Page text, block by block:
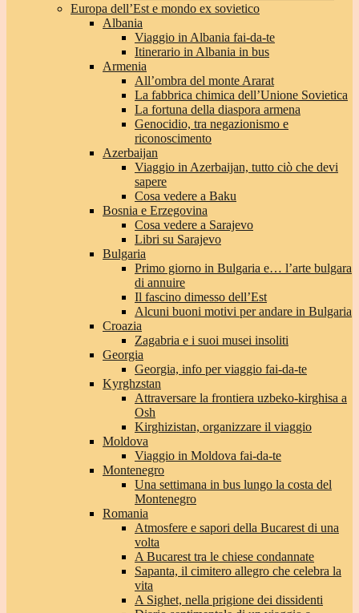
Europa dell’Est e mondo ex sovietico
Albania
Viaggio in Albania fai-da-te
Itinerario in Albania in bus
Armenia
All’ombra del monte Ararat
La fabbrica chimica dell’Unione Sovietica
La fortuna della diaspora armena
Genocidio, tra negazionismo e
riconoscimento
Azerbaijan
Viaggio in Azerbaijan, tutto ciò che devi
sapere
Cosa vedere a Baku
Bosnia e Erzegovina
Cosa vedere a Sarajevo
Libri su Sarajevo
Bulgaria
Primo giorno in Bulgaria e… l’arte bulgara
di annuire
Il fascino dimesso dell’Est
Alcuni buoni motivi per andare in Bulgaria
Croazia
Zagabria e i suoi musei insoliti
Georgia
Georgia, info per viaggio fai-da-te
Kyrghzstan
Attraversare la frontiera uzbeko-kirghisa a
Osh
Kirghizistan, organizzare il viaggio
Moldova
Viaggio in Moldova fai-da-te
Montenegro
Una settimana in bus lungo la costa del
Montenegro
Romania
Atmosfere e sapori della Bucarest di una
volta
A Bucarest tra le chiese condannate
Sapanta, il cimitero allegro che celebra la
vita
A Sighet, nella prigione dei dissidenti